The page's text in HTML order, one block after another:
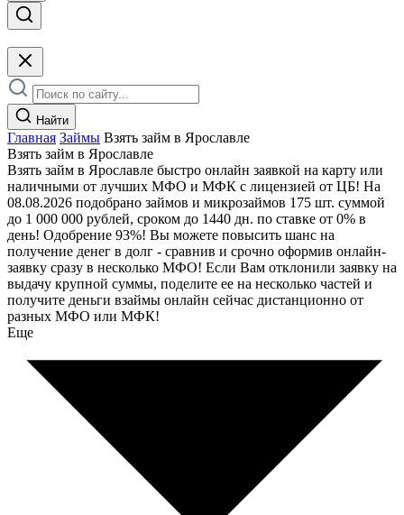
Найти
Главная Займы Взять займ в Ярославле
Взять займ в Ярославле
Взять займ в Ярославле быстро онлайн заявкой на карту или
наличными от лучших МФО и МФК с лицензией от ЦБ! На
08.08.2026 подобрано займов и микрозаймов 175 шт. суммой
до 1 000 000 рублей, сроком до 1440 дн. по ставке от 0% в
день! Одобрение 93%! Вы можете повысить шанс на
получение денег в долг - сравнив и срочно оформив онлайн-
заявку сразу в несколько МФО! Если Вам отклонили заявку на
выдачу крупной суммы, поделите ее на несколько частей и
получите деньги взаймы онлайн сейчас дистанционно от
разных МФО или МФК!
Еще